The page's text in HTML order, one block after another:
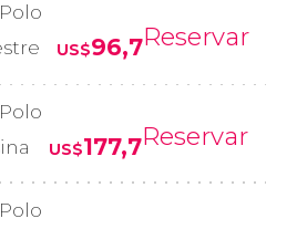
US$96,7Reservar
US$177,7Reservar